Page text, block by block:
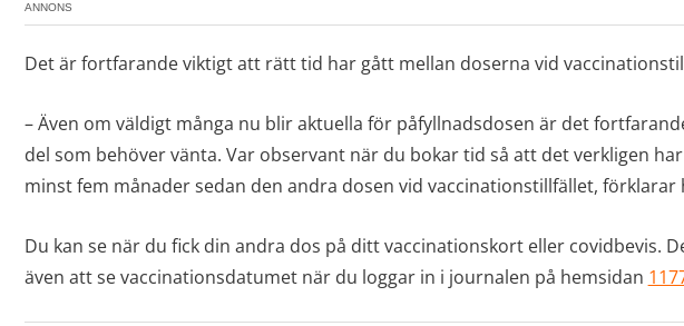
ANNONS
Det är fortfarande viktigt att rätt tid har gått mellan doserna vid
– Även om väldigt många nu blir aktuella för påfyllnadsdosen är det
del som behöver vänta. Var observant när du bokar tid så att det verkligen
minst fem månader sedan den andra dosen vid vaccinationstillfället, förklarar
Du kan se när du fick din andra dos på ditt vaccinationskort eller covidbevis.
även att se vaccinationsdatumet när du loggar in i journalen på hemsidan